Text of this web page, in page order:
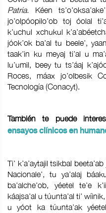
Patria. Kéen
jo’olpóopilo’ob toj óolal
k’uchul xchukul
jóok’ok ba’al tu beele’,
taak’in ku meyaj ti’al u
lu’umil, beey tu ts’áaj
Roces, máax jo’olbesik
Tecnología (Conacyt).
También te puede
ensayos clínicos en
Ti’ k’a’aytajil tsikbal
Nacionale’, tu ya’alaj
ba’alche’ob, yéetel te’e
káajsa’al u túunta’al ti’
u yóot ka túunta’ak